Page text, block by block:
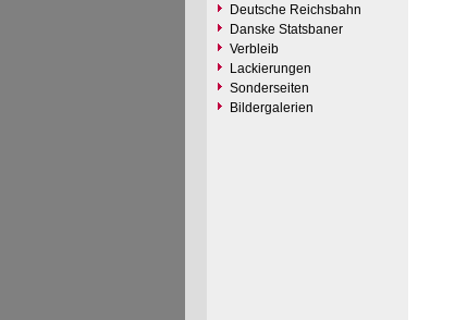
Deutsche Reichsbahn
Danske Statsbaner
Verbleib
Lackierungen
Sonderseiten
Bildergalerien